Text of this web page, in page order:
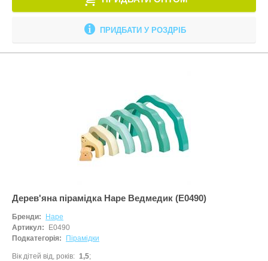
ПРИДБАТИ У РОЗДРІБ
Дерев'яна пірамідка Hape Ведмедик (E0490)
Бренди:
Hape
Артикул:
E0490
Подкатегорія:
Пірамідки
Вік дітей від, років
1,5